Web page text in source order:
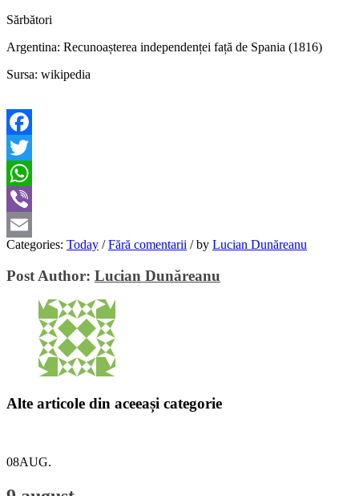
Sărbători
Argentina: Recunoașterea independenței față de Spania (1816)
Sursa: wikipedia
Facebook
Twitter
WhatsApp
Viber
Email
Categories: Today / Fără comentarii /by Lucian Dunăreanu
Post Author: Lucian Dunăreanu
Alte articole din aceeași categorie
08AUG.